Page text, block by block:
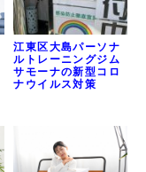
江東区大島パーソナ
ルトレーニングジム
サモーナの新型コロ
ナウイルス対策